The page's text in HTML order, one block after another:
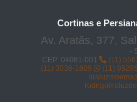
Cortinas e
Av. Aratãs, 377,
-
CEP: 04081-001
(11)
(11) 3036-1609
(11)